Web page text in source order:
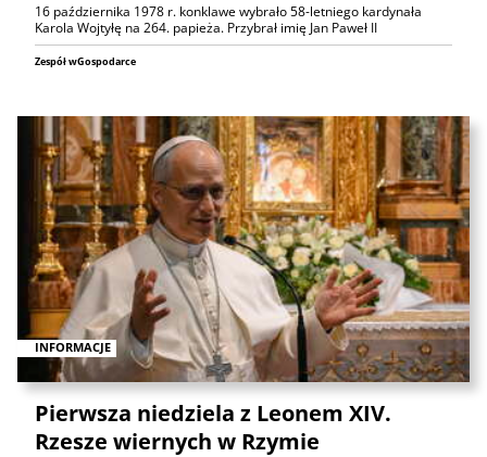
16 października 1978 r. konklawe wybrało 58-letniego kardynała
Karola Wojtyłę na 264. papieża. Przybrał imię Jan Paweł II
Zespół wGospodarce
INFORMACJE
Pierwsza niedziela z Leonem XIV.
Rzesze wiernych w Rzymie